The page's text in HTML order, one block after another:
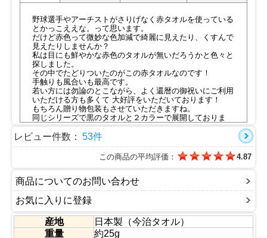
野球選手やアーチストがさりげなく赤タオルを使っている
とかっこええな。って思います。
だけど赤色って微妙な色加減で綺麗に見えたり、くすんで
見えたりしませんか？
私は目にも鮮やかな赤色のタオルが無いだろうかと色々と
探しました。
その中でたどりついたのがこの赤タオルなのです！
手触りも風合いも最高です。
若い方には勿論のとこながら、よく還暦の御祝いにご利用
いただける方も多くて 大好評をいただいております！
もちろん贈り物包装もさせていただきますね。
同じシリーズで黒のタオルと２カラーで展開しておりま
届いたその手でまず、感触の違いが分かっていただけると
思います
●フェイスタオル・バスタオル・スポーツタオル・マフラ
ータオルサイズも取り揃えています。
■今治タオルの特徴動画はこちら
●刺繍加工も行います
専用ページはこちら
レビュー件数： 53件
この商品の平均評価： 4.87
商品についてのお問い合わせ
お気に入りに登録
産地
日本製（今治タオル）
重量
約25g